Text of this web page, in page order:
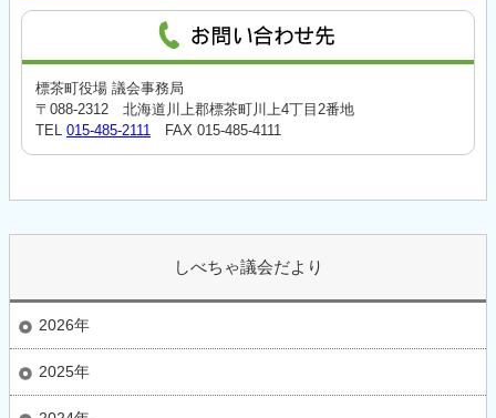
標茶町役場 議会事務局
〒088-2312 北海道川上郡標茶町川上4丁目2番地
TEL 015-485-2111 FAX 015-485-4111
しべちゃ議会だより
2026年
2025年